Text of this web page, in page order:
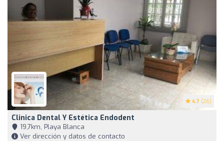
4.7 (26)
Clinica Dental Y Estética Endodent
19,7km, Playa Blanca
Ver dirección y datos de contacto